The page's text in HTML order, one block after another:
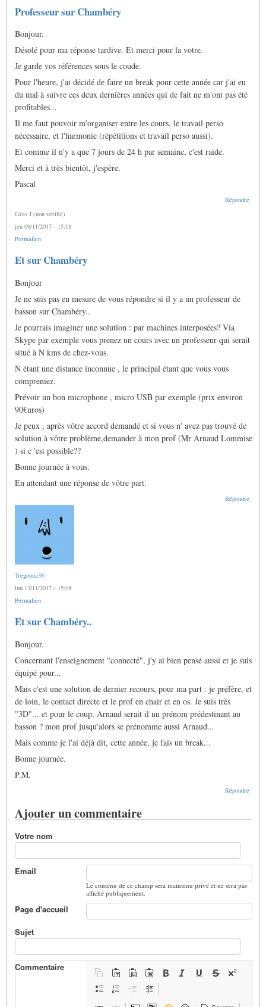
En
réponse
Des
par
Professeur sur Chambéry
Bonjour.
Désolé pour ma réponse tardive. Et merci pour la votre.
Je garde vos références sous le coude.
Pour l'heure, j'ai décidé de faire un break pour cette année car j'ai eu
du mal à suivre ces deux dernières années qui de fait ne m'ont pas été
profitables...
Il me faut pouvoir m'organiser entre les cours, le travail perso
nécessaire, et l'harmonie (répétitions et travail perso aussi).
Et comme il n'y a que 7 jours de 24 h par semaine, c'est raide.
Merci et à très bientôt, j'espère.
Pascal
Répondre
Gras J (non vérifié)
jeu 09/11/2017 - 15:18
Permalien
Et sur Chambéry
Bonjour
Je ne suis pas en mesure de vous répondre si il y a un professeur de
basson sur Chambéry..
Je pourrais imaginer une solution : par machines interposées? Via
Skype par exemple vous prenez un cours avec un professeur qui serait
situé à N kms de chez-vous.
N étant une distance inconnue , le principal étant que vous vous
compreniez.
Prévoir un bon microphone , micro USB par exemple (prix environ
90€uros)
Je peux , après vôtre accord demandé et si vous n' avez pas trouvé de
solution à vôtre problème,demander à mon prof (Mr Arnaud Lommise
) si c 'est possible??
Bonne journée à vous.
En attendant une réponse de vôtre part.
Répondre
Tregouna38
lun 13/11/2017 - 15:18
Permalien
Et sur Chambéry..
Bonjour.
Concernant l'enseignement "connecté", j'y ai bien pensé aussi et je suis
équipé pour...
Mais c'est une solution de dernier recours, pour ma part : je préfère, et
de loin, le contact directe et le prof en chair et en os. Je suis très
"3D"... et pour le coup, Arnaud serait il un prénom prédestinant au
basson ? mon prof jusqu'alors se prénomme aussi Arnaud...
Mais comme je l'ai déjà dit, cette année, je fais un break...
Bonne journée.
P.M.
Répondre
Ajouter un commentaire
Votre nom
Email
Le contenu de ce champ sera maintenu privé et ne sera pas
affiché publiquement.
Page d'accueil
Sujet
Commentaire